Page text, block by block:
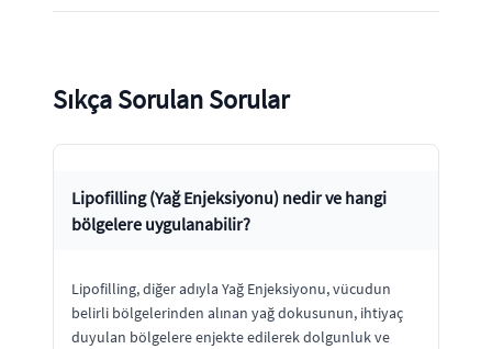
Sıkça Sorulan Sorular
Lipofilling (Yağ Enjeksiyonu) nedir ve hangi
bölgelere uygulanabilir?
Lipofilling, diğer adıyla Yağ Enjeksiyonu, vücudun
belirli bölgelerinden alınan yağ dokusunun, ihtiyaç
duyulan bölgelere enjekte edilerek dolgunluk ve